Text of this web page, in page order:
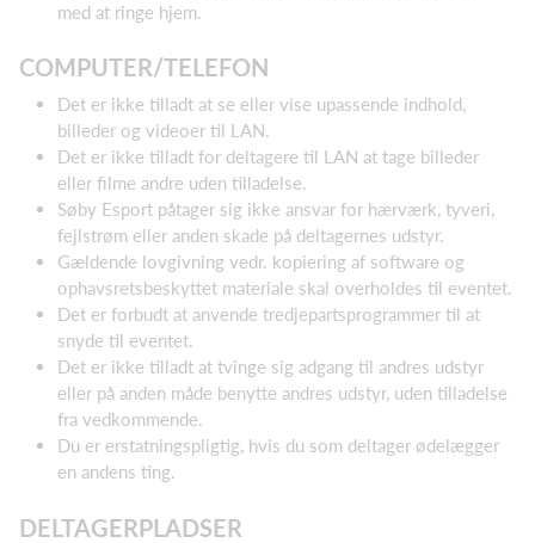
med at ringe hjem.
COMPUTER/TELEFON
Det er ikke tilladt at se eller vise upassende indhold,
billeder og videoer til LAN.
Det er ikke tilladt for deltagere til LAN at tage billeder
eller filme andre uden tilladelse.
Søby Esport påtager sig ikke ansvar for hærværk, tyveri,
fejlstrøm eller anden skade på deltagernes udstyr.
Gældende lovgivning vedr. kopiering af software og
ophavsretsbeskyttet materiale skal overholdes til eventet.
Det er forbudt at anvende tredjepartsprogrammer til at
snyde til eventet.
Det er ikke tilladt at tvinge sig adgang til andres udstyr
eller på anden måde benytte andres udstyr, uden tilladelse
fra vedkommende.
Du er erstatningspligtig, hvis du som deltager ødelægger
en andens ting.
DELTAGERPLADSER